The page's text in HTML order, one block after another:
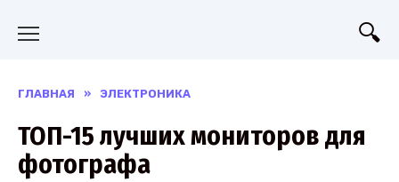
ГЛАВНАЯ » ЭЛЕКТРОНИКА
ТОП-15 лучших мониторов для
фотографа